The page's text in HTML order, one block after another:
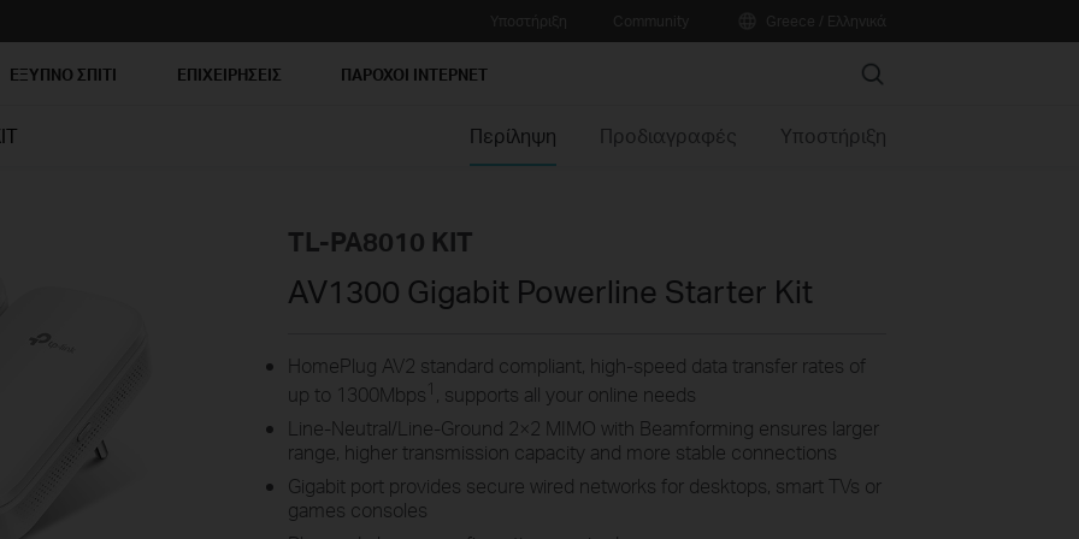
ΕΞΥΠΝΟ ΣΠΙΤΙ ΕΠΙΧΕΙΡΗΣΕΙΣ ΠΑΡΟΧΟΙ ΙΝΤΕΡΝΕΤ Search
Περίληψη Προδιαγραφές Υποστήριξη
TL-PA8010 KIT
AV1300 Gigabit Powerline Starter Kit
HomePlug AV2 standard compliant, high-speed data transfer rates of
up to 1300Mbps 1 , supports all your online needs
Line-Neutral/Line-Ground 2×2 MIMO with Beamforming ensures larger
range, higher transmission capacity and more stable connections
Gigabit port provides secure wired networks for desktops, smart TVs or
games consoles